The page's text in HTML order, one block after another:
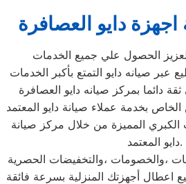
دايو العصافرة
عبر صيانه دايو التمتع بأكبر الخدمات
دائما بمركز صيانه دايو العصافرة
بخدمة عملاء صيانة دايو المعتمد
الكبري المميزة من خلال مركز صيانة
دايو المعتمد.
،والخصومات ،والتخفيضات الحصرية
أجهزتك المنزلية بسرعة فائقة